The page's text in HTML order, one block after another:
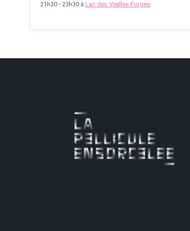
21h30 - 23h30 à Lac des Vieilles Forges